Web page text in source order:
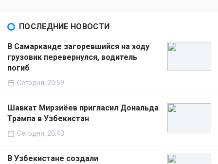
ПОСЛЕДНИЕ НОВОСТИ
В Самарканде загоревшийся на ходу
грузовик перевернулся, водитель
погиб
Сегодня, 20:59
Шавкат Мирзиёев пригласил Дональда
Трампа в Узбекистан
Сегодня, 20:43
В Узбекистане создали